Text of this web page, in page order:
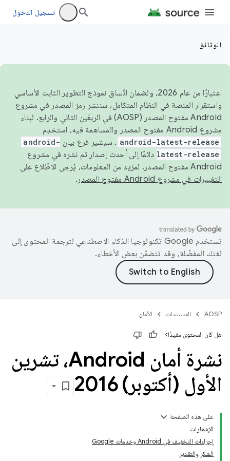
تسجيل الدخول
الوثائق
اعتبارًا من عام 2026، ولضمان اتّساق نموذج التطوير الثابت الأساسي
واستقرار المنصة في النظام المتكامل، سننشر رمز المصدر في مشروع
Android مفتوح المصدر (AOSP) في الربعَين الثاني والرابع. لبناء
مشروع Android مفتوح المصدر والمساهمة فيه، استخدِم
android-latest-release . سيشير فرع بيان android-
latest-release دائمًا إلى أحدث إصدار تم نشره في مشروع
Android مفتوح المصدر. لمزيد من المعلومات، يُرجى الاطّلاع على
التغييرات في مشروع Android مفتوح المصدر
.
تستخدم Google تكنولوجيا الذكاء الاصطناعي لترجمة المحتوى إلى
لغتك المفضّلة، وقد تتضمّن بعض الأخطاء.
AOSP المستندات الأمان
هل كان المحتوى مفيدًا؟
نشرة أمان Android، تشرين
الأول (أكتوبر) 2016
على هذه الصفحة
الإشعارات
إجراءات التخفيف في Android وخدمات Google
الشكر والتقدير